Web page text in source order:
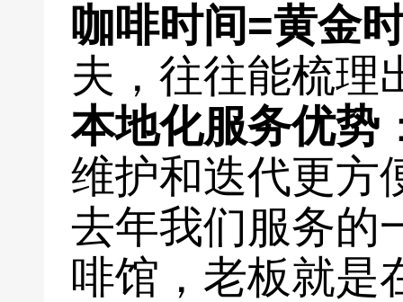
咖啡时间=黄金
夫，往往能梳理
本地化服务优势
维护和迭代更方
去年我们服务的
啡馆，老板就是